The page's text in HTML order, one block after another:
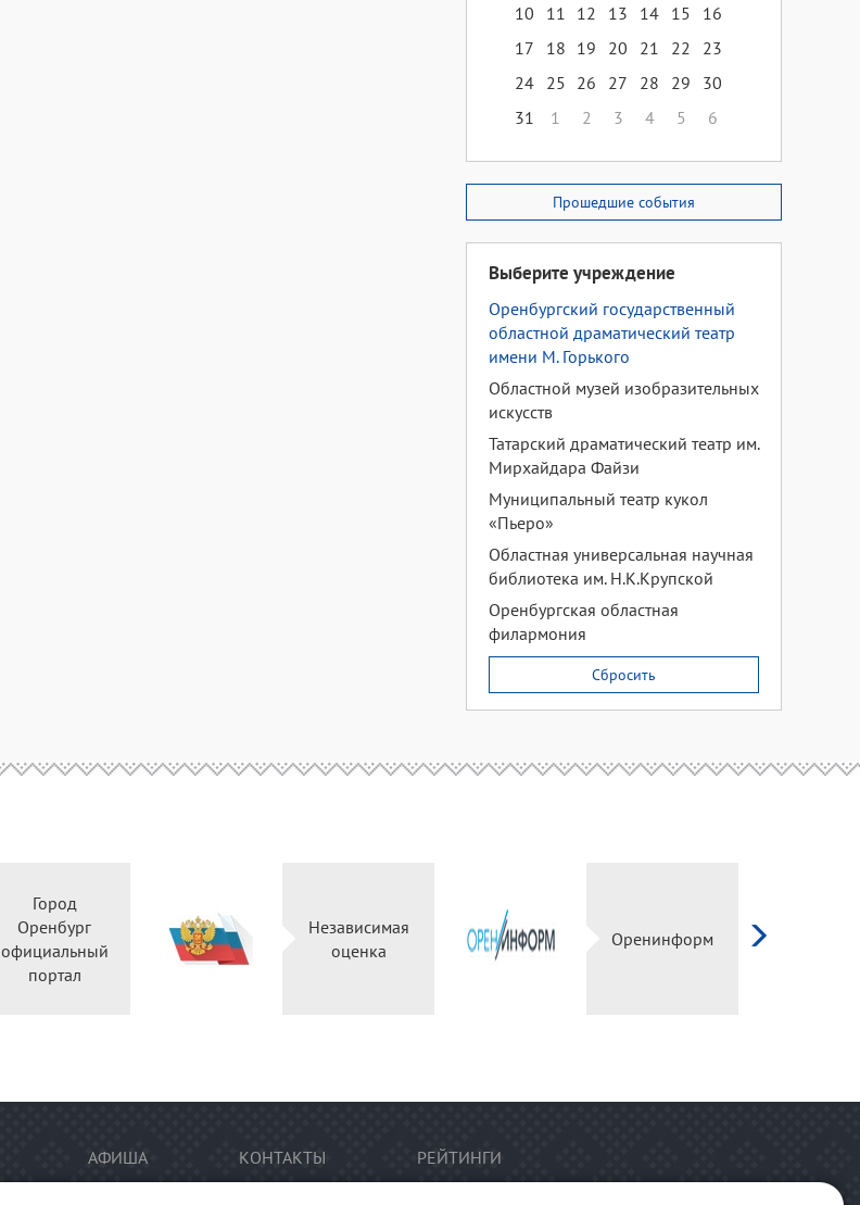
10
11 12 13 14 15
16
17
18 19 20 21 22
23
24 25 26 27 28 29
30
31
1 2 3 4 5 6
Прошедшие события
Выберите учреждение
Оренбургский государственный
областной драматический театр
имени М. Горького
Областной музей изобразительных
искусств
Татарский драматический театр им.
Мирхайдара Файзи
Муниципальный театр кукол
«Пьеро»
Областная универсальная научная
библиотека им. Н.К.Крупской
Оренбургская областная
филармония
Сбросить
Город
Оренбург
официальный
портал
Независимая
оценка
Оренинформ
АФИША КОНТАКТЫ РЕЙТИНГИ